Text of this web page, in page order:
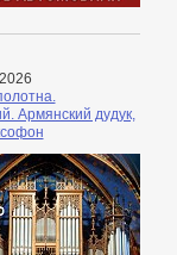
Армянский дудук,